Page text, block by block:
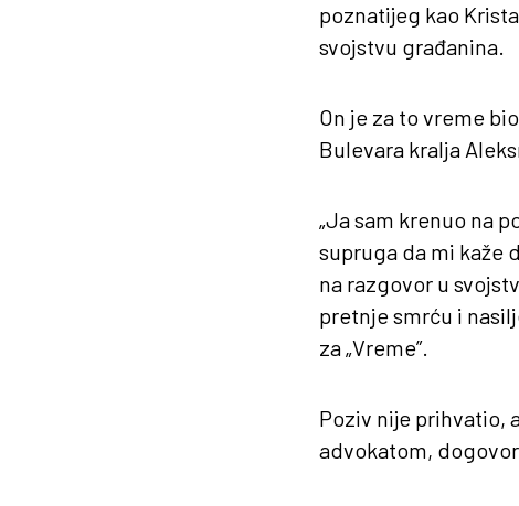
poznatijeg kao
svojstvu građanina.
On je za to vreme
Bulevara kralja
„Ja sam krenuo na
supruga da mi kaže
na razgovor u
pretnje smrću i
za „Vreme”.
Poziv nije prihvatio,
advokatom,